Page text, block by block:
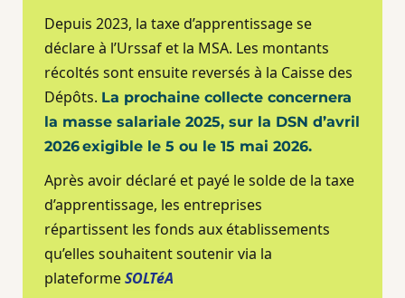
Depuis 2023, la taxe d’apprentissage se
déclare à l’Urssaf et la MSA. Les montants
récoltés sont ensuite reversés à la Caisse des
Dépôts. La prochaine collecte concernera
la masse salariale 2025, sur la DSN d’avril
2026 exigible le 5 ou le 15 mai 2026.
Après avoir déclaré et payé le solde de la taxe
d’apprentissage, les entreprises
répartissent les fonds aux établissements
qu’elles souhaitent soutenir via la
plateformeSOLTéA